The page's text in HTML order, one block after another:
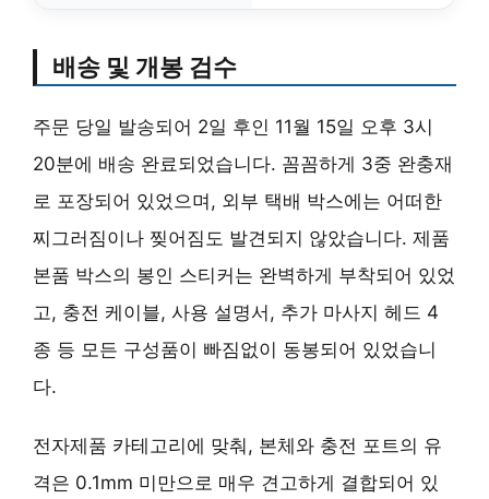
배송 및 개봉 검수
주문 당일 발송되어 2일 후인 11월 15일 오후 3시
20분에 배송 완료되었습니다. 꼼꼼하게 3중 완충재
로 포장되어 있었으며, 외부 택배 박스에는 어떠한
찌그러짐이나 찢어짐도 발견되지 않았습니다. 제품
본품 박스의 봉인 스티커는 완벽하게 부착되어 있었
고, 충전 케이블, 사용 설명서, 추가 마사지 헤드 4
종 등 모든 구성품이 빠짐없이 동봉되어 있었습니
다.
전자제품 카테고리에 맞춰, 본체와 충전 포트의 유
격은 0.1mm 미만으로 매우 견고하게 결합되어 있